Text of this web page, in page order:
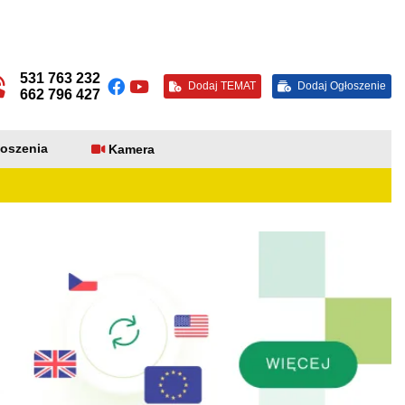
531 763 232
662 796 427
Dodaj TEMAT Dodaj Ogłoszenie
Kamera